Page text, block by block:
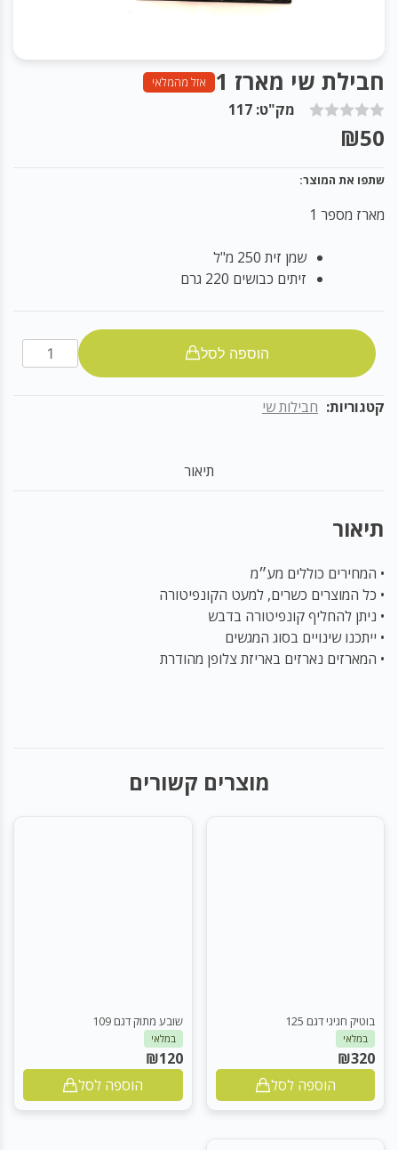
חבילת שי מארז 1 אזל מהמלאי
מק"ט: 117
₪50
שתפו את המוצר:
מארז מספר 1
שמן זית 250 מ"ל
זיתים כבושים 220 גרם
הוספה לסל
חבילת
שי
קטגוריות: חבילות שי
תיאור
תיאור
• המחירים כוללים מע״מ
• כל המוצרים כשרים, למעט הקונפיטורה
• ניתן להחליף קונפיטורה בדבש
• ייתכנו שינויים בסוג המגשים
• המארזים נארזים באריזת צלופן מהודרת
מוצרים קשורים
בוטיק חגיגי דגם 125
במלאי
₪320
הוספה לסל
שובע מתוק דגם 109
במלאי
₪120
הוספה לסל